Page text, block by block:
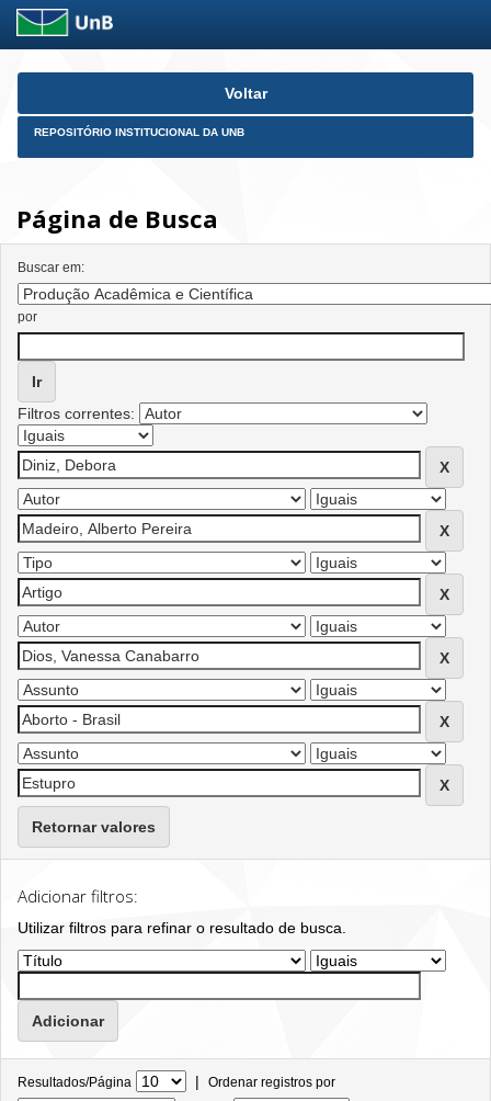
Skip
Voltar
REPOSITÓRIO INSTITUCIONAL DA UNB
Página de Busca
Buscar em:
por
Filtros correntes:
Retornar valores
Adicionar filtros:
Utilizar filtros para refinar o resultado de busca.
Resultados/Página | Ordenar registros por